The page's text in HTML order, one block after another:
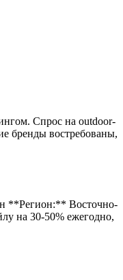
Спрос на outdoor-
бренды востребованы,
**Регион:** Восточно-
на 30-50% ежегодно,